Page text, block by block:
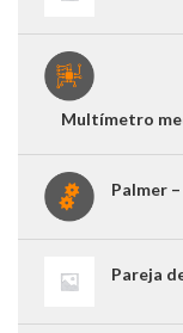
Multímetro
Palmer
Pareja